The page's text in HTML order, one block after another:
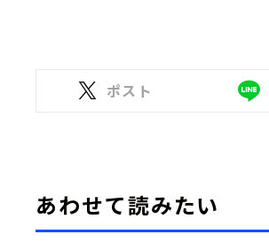
ポスト
あわせて読みたい